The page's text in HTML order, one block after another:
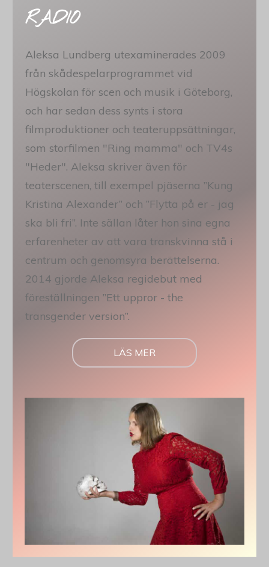
RADIO
Aleksa Lundberg utexaminerades 2009
från skådespelarprogrammet vid
Högskolan för scen och musik i Göteborg,
och har sedan dess synts i stora
filmproduktioner och teateruppsättningar,
som storfilmen "Ring mamma" och TV4s
"Heder". Aleksa skriver även för
teaterscenen, till exempel pjäserna ”Kung
Kristina Alexander” och ”Flytta på er - jag
ska bli fri”. Inte sällan låter hon sina egna
erfarenheter av att vara transkvinna stå i
centrum och genomsyra berättelserna.
2014 gjorde Aleksa regidebut med
föreställningen ”Ett uppror - the
transgender version”.
LÄS MER